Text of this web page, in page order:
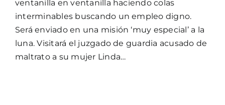
ventanilla en ventanilla haciendo colas
interminables buscando un empleo digno.
Será enviado en una misión ‘muy especial’ a la
luna. Visitará el juzgado de guardia acusado de
maltrato a su mujer Linda…